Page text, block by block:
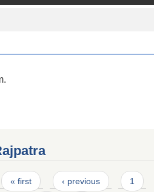
« first ‹ previous 1